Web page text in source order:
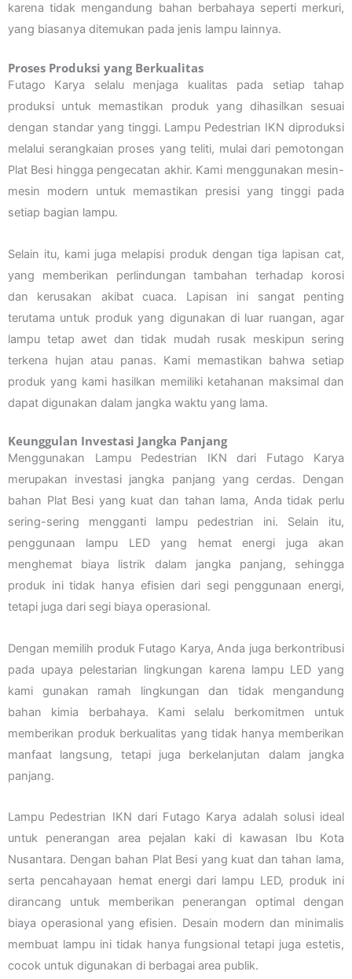
karena tidak mengandung bahan berbahaya seperti merkuri,
yang biasanya ditemukan pada jenis lampu lainnya.
Proses Produksi yang Berkualitas
Futago Karya selalu menjaga kualitas pada setiap tahap
produksi untuk memastikan produk yang dihasilkan sesuai
dengan standar yang tinggi. Lampu Pedestrian IKN diproduksi
melalui serangkaian proses yang teliti, mulai dari pemotongan
Plat Besi hingga pengecatan akhir. Kami menggunakan mesin-
mesin modern untuk memastikan presisi yang tinggi pada
setiap bagian lampu.
Selain itu, kami juga melapisi produk dengan tiga lapisan cat,
yang memberikan perlindungan tambahan terhadap korosi
dan kerusakan akibat cuaca. Lapisan ini sangat penting
terutama untuk produk yang digunakan di luar ruangan, agar
lampu tetap awet dan tidak mudah rusak meskipun sering
terkena hujan atau panas. Kami memastikan bahwa setiap
produk yang kami hasilkan memiliki ketahanan maksimal dan
dapat digunakan dalam jangka waktu yang lama.
Keunggulan Investasi Jangka Panjang
Menggunakan Lampu Pedestrian IKN dari Futago Karya
merupakan investasi jangka panjang yang cerdas. Dengan
bahan Plat Besi yang kuat dan tahan lama, Anda tidak perlu
sering-sering mengganti lampu pedestrian ini. Selain itu,
penggunaan lampu LED yang hemat energi juga akan
menghemat biaya listrik dalam jangka panjang, sehingga
produk ini tidak hanya efisien dari segi penggunaan energi,
tetapi juga dari segi biaya operasional.
Dengan memilih produk Futago Karya, Anda juga berkontribusi
pada upaya pelestarian lingkungan karena lampu LED yang
kami gunakan ramah lingkungan dan tidak mengandung
bahan kimia berbahaya. Kami selalu berkomitmen untuk
memberikan produk berkualitas yang tidak hanya memberikan
manfaat langsung, tetapi juga berkelanjutan dalam jangka
panjang.
Lampu Pedestrian IKN dari Futago Karya adalah solusi ideal
untuk penerangan area pejalan kaki di kawasan Ibu Kota
Nusantara. Dengan bahan Plat Besi yang kuat dan tahan lama,
serta pencahayaan hemat energi dari lampu LED, produk ini
dirancang untuk memberikan penerangan optimal dengan
biaya operasional yang efisien. Desain modern dan minimalis
membuat lampu ini tidak hanya fungsional tetapi juga estetis,
cocok untuk digunakan di berbagai area publik.